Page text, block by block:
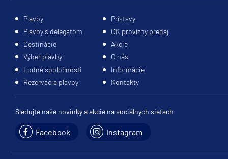
Plavby
Prístavy
Plavby s delegátom
CK provízny predaj
Destinácie
Akcie
Výber plavby
O nás
Lodné spoločnosti
Informácie
Rezervácia plavby
Kontakty
Sledujte naše novinky a akcie na sociálnych sieťach
Facebook Instagram